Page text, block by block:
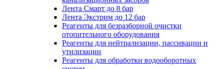
Лента Смарт до 8 бар
Лента Экстрим до 12 бар
Реагенты для безразборной очистки
отопительного оборудования
Реагенты для нейтрализации, пассивации и
утилизации
Реагенты для обработки водооборотных